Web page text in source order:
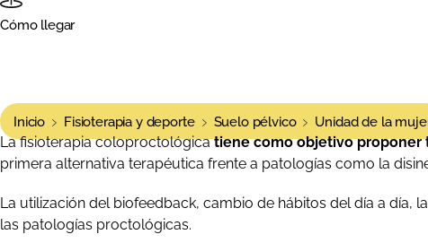
Cómo llegar
Inicio Fisioterapia y deporte Suelo pélvico Unidad de la
La fisioterapia coloproctológicatiene como objetivo proponer
primera alternativa terapéutica frente a patologías como la
La utilización del biofeedback, cambio de hábitos del día a
las patologías proctológicas.